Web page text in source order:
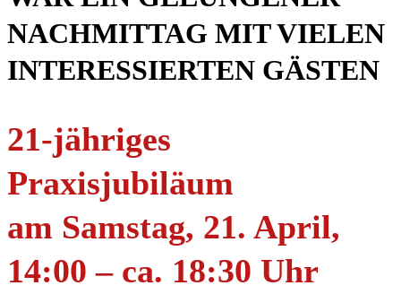
NACHMITTAG MIT VIELEN
INTERESSIERTEN GÄSTEN
21-jähriges
Praxisjubiläum
am Samstag, 21. April,
14:00 – ca. 18:30 Uhr